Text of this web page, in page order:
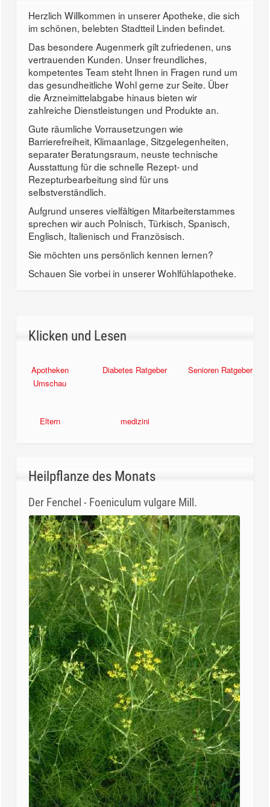
Herzlich Willkommen in unserer Apotheke, die sich
im schönen, belebten Stadtteil Linden befindet.
Das besondere Augenmerk gilt zufriedenen, uns
vertrauenden Kunden. Unser freundliches,
kompetentes Team steht Ihnen in Fragen rund um
das gesundheitliche Wohl gerne zur Seite. Über
die Arzneimittelabgabe hinaus bieten wir
zahlreiche Dienstleistungen und Produkte an.
Gute räumliche Vorrausetzungen wie
Barrierefreiheit, Klimaanlage, Sitzgelegenheiten,
separater Beratungsraum, neuste technische
Ausstattung für die schnelle Rezept- und
Rezepturbearbeitung sind für uns
selbstverständlich.
Aufgrund unseres vielfältigen Mitarbeiterstammes
sprechen wir auch Polnisch, Türkisch, Spanisch,
Englisch, Italienisch und Französisch.
Sie möchten uns persönlich kennen lernen?
Schauen Sie vorbei in unserer Wohlfühlapotheke.
Klicken und Lesen
Apotheken
Umschau
Diabetes Ratgeber Senioren Ratgeber
Eltern medizini
Heilpflanze des Monats
Der Fenchel - Foeniculum vulgare Mill.